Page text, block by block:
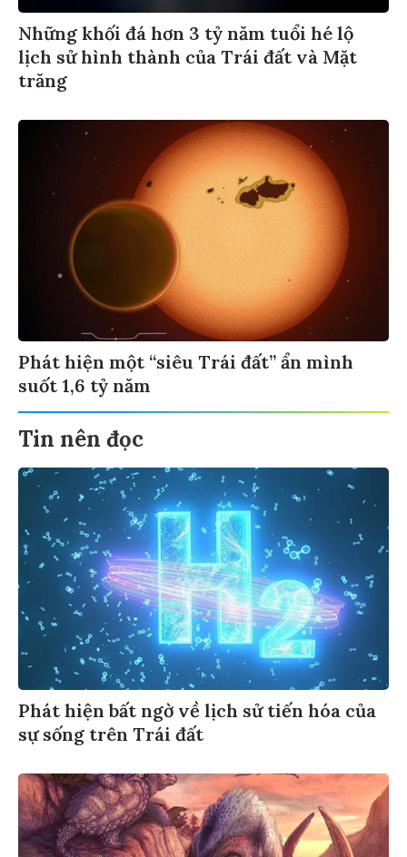
Những khối đá hơn 3 tỷ năm tuổi hé lộ
lịch sử hình thành của Trái đất và Mặt
trăng
Phát hiện một “siêu Trái đất” ẩn mình
suốt 1,6 tỷ năm
Tin nên đọc
Phát hiện bất ngờ về lịch sử tiến hóa của
sự sống trên Trái đất